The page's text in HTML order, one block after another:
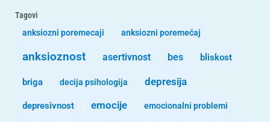
Tagovi
anksiozni poremecaji
anksiozni poremećaj
anksioznost asertivnost bes bliskost
briga decija psihologija depresija
depresivnost emocije emocionalni problemi